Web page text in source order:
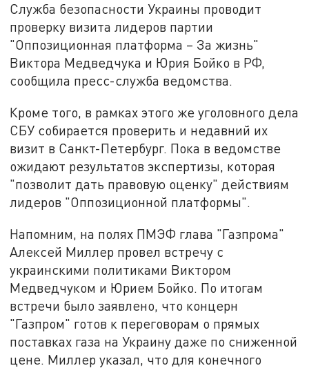
Служба безопасности Украины проводит
проверку визита лидеров партии
"Оппозиционная платформа – За жизнь"
Виктора Медведчука и Юрия Бойко в РФ,
сообщила пресс-служба ведомства.
Кроме того, в рамках этого же уголовного дела
СБУ собирается проверить и недавний их
визит в Санкт-Петербург. Пока в ведомстве
ожидают результатов экспертизы, которая
"позволит дать правовую оценку" действиям
лидеров "Оппозиционной платформы".
Напомним, на полях ПМЭФ глава "Газпрома"
Алексей Миллер провел встречу с
украинскими политиками Виктором
Медведчуком и Юрием Бойко. По итогам
встречи было заявлено, что концерн
"Газпром" готов к переговорам о прямых
поставках газа на Украину даже по сниженной
цене. Миллер указал, что для конечного